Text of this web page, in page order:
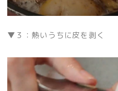
▼３：熱いうちに皮を剥く